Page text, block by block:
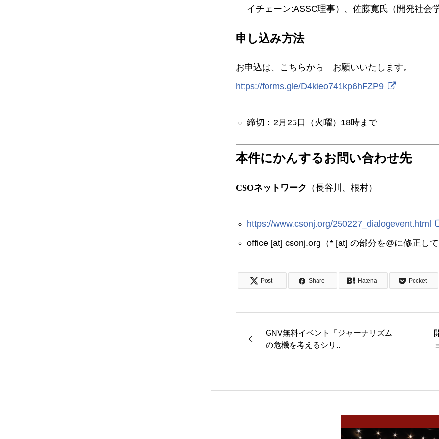
イチェーン:ASSC理事）、佐藤寛氏（開発社会
申し込み方法
お申込は、こちらから お願いいたします。
https://forms.gle/D4kieo741kp6hFZP9
締切：2月25日（火曜）18時まで
本件にかんするお問い合わせ先
CSOネットワーク （長谷川、根村）
https://www.csonj.org/250227_dialogevent.html
office [at] csonj.org（* [at] の部分を@に修正し
Post Share Hatena Pocket
GNV無料イベント「ジャーナリズム
の危機を考えるシリ...